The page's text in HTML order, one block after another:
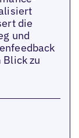
die
und
zu